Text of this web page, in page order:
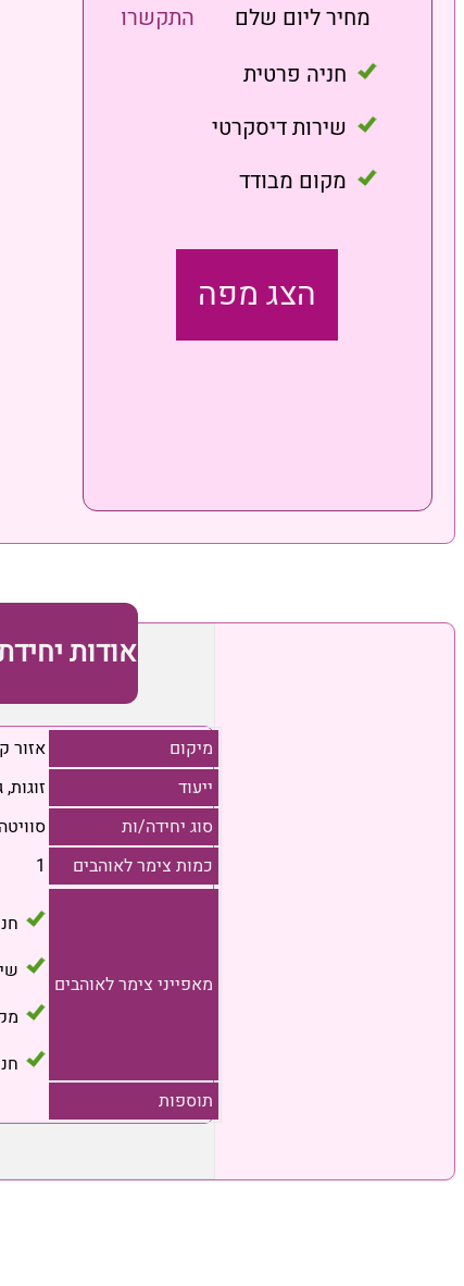
מחיר ליום שלם
התקשרו
חניה פרטית
שירות דיסקרטי
מקום מבודד
הצג מפה
אודות
מיקום אזור
ייעוד
סוג יחידה/ות
סוויטה
כמות צימר לאוהבים
1
מאפייני צימר לאוהבים
תוספות